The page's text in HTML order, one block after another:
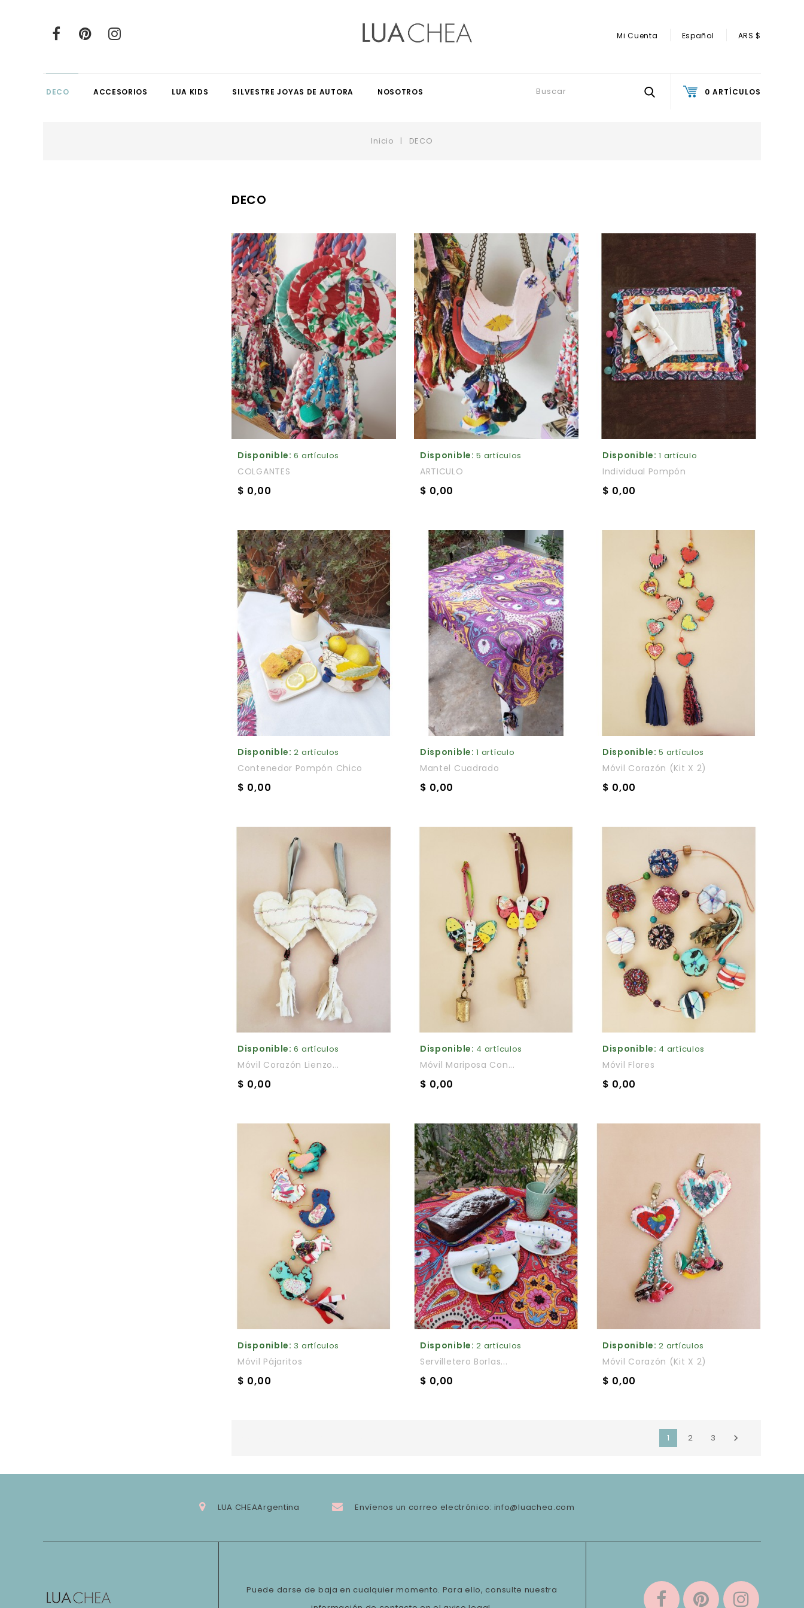
ARS $
Español
Mi Cuenta
DECO ACCESORIOS LUA KIDS SILVESTRE JOYAS DE AUTORA NOSOTROS 0 ARTÍCULOS
Inicio DECO
DECO
Disponible: 6 artículos
COLGANTES
$ 0,00
Disponible: 5 artículos
ARTICULO
$ 0,00
Disponible: 1 artículo
Individual Pompón
$ 0,00
Disponible: 2 artículos
Contenedor Pompón Chico
$ 0,00
Disponible: 1 artículo
Mantel Cuadrado
$ 0,00
Disponible: 5 artículos
Móvil Corazón (kit X 2)
$ 0,00
Disponible: 6 artículos
Móvil Corazón Lienzo...
$ 0,00
Disponible: 4 artículos
Móvil Mariposa Con...
$ 0,00
Disponible: 4 artículos
Móvil Flores
$ 0,00
Disponible: 3 artículos
Móvil Pájaritos
$ 0,00
Disponible: 2 artículos
Servilletero Borlas...
$ 0,00
Disponible: 2 artículos
Móvil Corazón (kit X 2)
$ 0,00
1 2 3 
LUA CHEAArgentina Envíenos un correo electrónico: info@luachea.com
Puede darse de baja en cualquier momento. Para ello, consulte nuestra